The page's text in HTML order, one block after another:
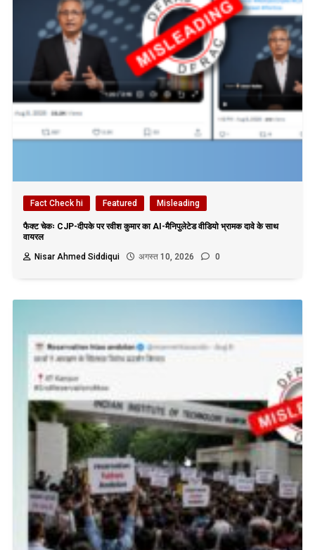
Fact Check hi Featured Misleading
फैक्ट चेकः CJP-दीपके पर रवीश कुमार का AI-मैनिपुलेटेड वीडियो भ्रामक दावे के साथ
वायरल
Nisar Ahmed Siddiqui
अगस्त 10, 2026 0